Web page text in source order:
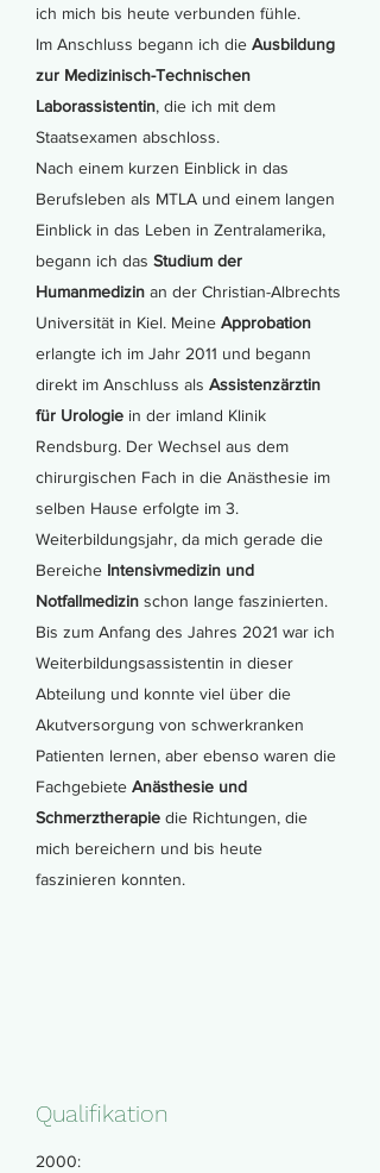
ich mich bis heute verbunden fühle.
Im Anschluss begann ich die Ausbildung
zur Medizinisch-Technischen
Laborassistentin, die ich mit dem
Staatsexamen abschloss.
Nach einem kurzen Einblick in das
Berufsleben als MTLA und einem langen
Einblick in das Leben in Zentralamerika,
begann ich das Studium der
Humanmedizin an der Christian-Albrechts
Universität in Kiel. Meine Approbation
erlangte ich im Jahr 2011 und begann
direkt im Anschluss als Assistenzärztin
für Urologie in der imland Klinik
Rendsburg. Der Wechsel aus dem
chirurgischen Fach in die Anästhesie im
selben Hause erfolgte im 3.
Weiterbildungsjahr, da mich gerade die
Bereiche Intensivmedizin und
Notfallmedizin schon lange faszinierten.
Bis zum Anfang des Jahres 2021 war ich
Weiterbildungsassistentin in dieser
Abteilung und konnte viel über die
Akutversorgung von schwerkranken
Patienten lernen, aber ebenso waren die
Fachgebiete Anästhesie und
Schmerztherapie die Richtungen, die
mich bereichern und bis heute
faszinieren konnten.
Qualifikation
2000: